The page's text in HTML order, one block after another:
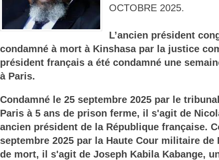
OCTOBRE 2025.
L’ancien président
condamné à mort à Kinshasa par la justice
président français a été condamné une
à Paris.
Condamné le 25 septembre 2025 par le
Paris à 5 ans de prison ferme, il s'agit de
ancien président de la République française.
septembre 2025 par la Haute Cour militaire de
de mort, il s'agit de Joseph Kabila Kabange,